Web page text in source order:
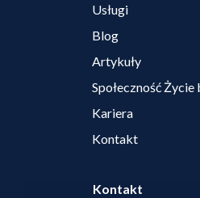
Kontakt
Usługi
Blog
Artykuły
Społeczność
Kariera
Kontakt